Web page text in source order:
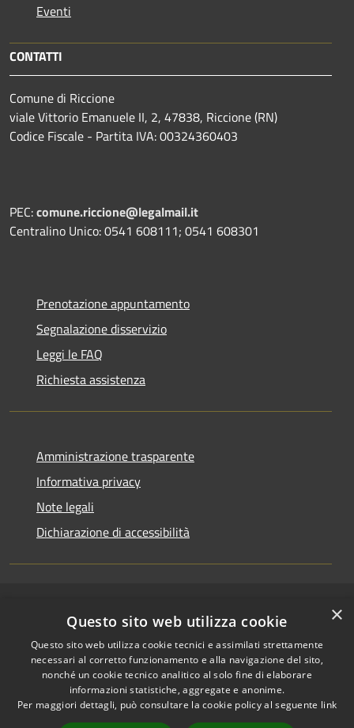
Eventi
CONTATTI
Comune di Riccione
viale Vittorio Emanuele II, 2, 47838, Riccione (RN)
Codice Fiscale - Partita IVA: 00324360403
PEC:comune.riccione@legalmail.it
Centralino Unico: 0541 608111; 0541 608301
Prenotazione appuntamento
Segnalazione disservizio
Leggi le FAQ
Richiesta assistenza
Amministrazione trasparente
Informativa privacy
Note legali
Dichiarazione di accessibilità
Accessibilità
Privacy
Cookie
Mappa del sito
Area riservata
Copyright © 2026 • Comune di
Riccione • Powered by
Municipium•Accesso
redazione
×
Questo sito web utilizza cookie
Questo sito web utilizza cookie tecnici e assimilati strettamente
necessari al corretto funzionamento e alla navigazione del sito,
nonché un cookie tecnico analitico al solo fine di elaborare
informazioni statistiche, aggregate e anonime.
Per maggiori dettagli, può consultare la cookie policy al seguente link